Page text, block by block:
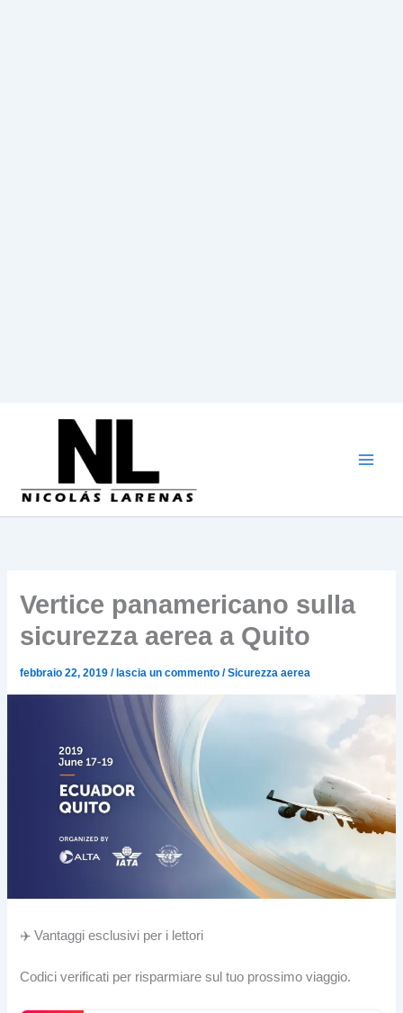
Vertice panamericano sulla
sicurezza aerea a Quito
febbraio 22, 2019/ lascia un commento /Sicurezza aerea
✈️ Vantaggi esclusivi per i lettori
Codici verificati per risparmiare sul tuo prossimo viaggio.